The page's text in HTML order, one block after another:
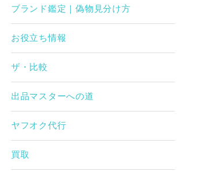
ブランド鑑定｜偽物見分け方
お役立ち情報
ザ・比較
出品マスターへの道
ヤフオク代行
買取